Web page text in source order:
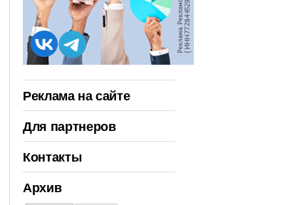
Реклама на сайте
Для партнеров
Контакты
Архив